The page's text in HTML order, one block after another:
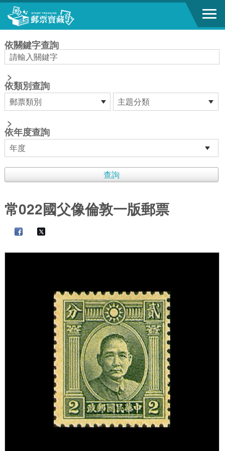
跳到主要內容區塊
依關鍵字查詢
>
依類別查詢
>
依年度查詢
常022國父像倫敦一版郵票